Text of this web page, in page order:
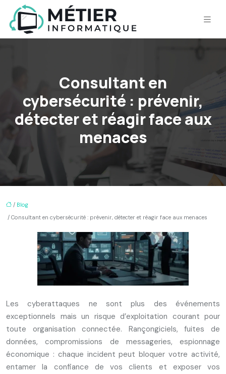
Consultant en
cybersécurité : prévenir,
détecter et réagir face aux
menaces
/ Blog
/ Consultant en cybersécurité : prévenir, détecter et réagir face aux menaces
Les cyberattaques ne sont plus des événements
exceptionnels mais un risque d’exploitation courant pour
toute organisation connectée. Rançongiciels, fuites de
données, compromissions de messageries, espionnage
économique : chaque incident peut bloquer votre activité,
entamer la confiance de vos clients et exposer vos